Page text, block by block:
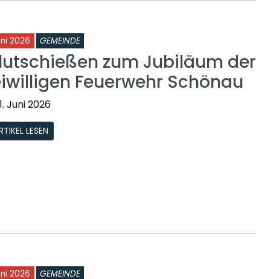
2026 GEMEINDE
zum Jubiläum der
Feuerwehr Schönau
Juni 2026
LESEN
2026 GEMEINDE